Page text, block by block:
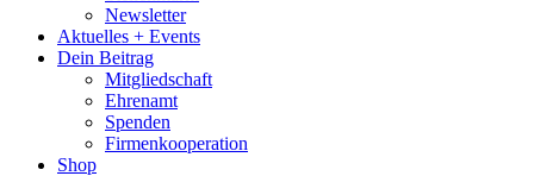
Newsletter
Aktuelles + Events
Dein Beitrag
Mitgliedschaft
Ehrenamt
Spenden
Firmenkooperation
Shop